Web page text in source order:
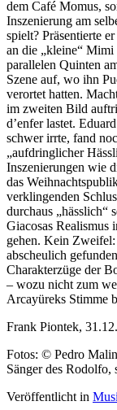
dem Café Momus,
Inszenierung am
spielt? Präsentierte
an die „kleine“ Mimi
parallelen Quinten
Szene auf, wo ihn
verortet hatten.
im zweiten Bild
d’enfer lastet.
schwer irrte, fand
„aufdringlicher
Inszenierungen wie
das
verklingenden
durchaus „hässlich“
Giacosas Realismus
gehen. Kein
abscheulich
Charakterzüge der
– wozu nicht zum
Arcayüreks Stimme
Frank Piontek,
Fotos: © Pedro
Sänger des
Veröffentlicht in